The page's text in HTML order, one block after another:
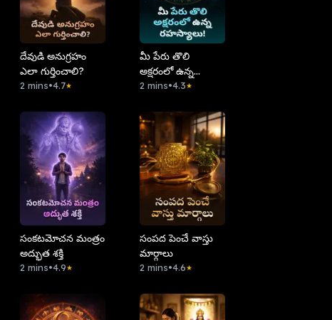
దేవుడి అనుగ్రహం
ఎలా గుర్తించాలి?
2 mins•4.7★
మీ పేరు తొలి
అక్షరంలో ఉన్న
రహస్యాలు!
2 mins•4.3★
సంకటమోచన మంత్రం
అద్భుత శక్తి
2 mins•4.9★
సంపద పెంచే వాస్తు
మార్గాలు
2 mins•4.6★